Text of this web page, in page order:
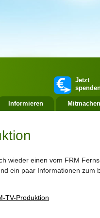
Jetzt
Informieren Mitmachen
wieder einen vom FRM
ein paar Informationen zum
TV-Produktion